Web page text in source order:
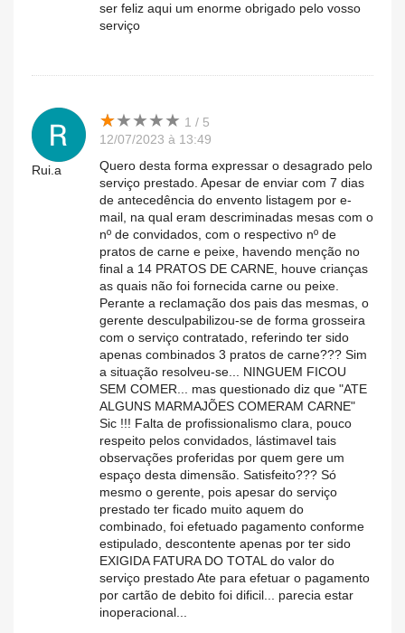
ser feliz aqui um enorme obrigado pelo vosso
serviço
Rui.a
★★★★★
★★★★★ 1 / 5
12/07/2023 à 13:49
Quero desta forma expressar o desagrado pelo
serviço prestado. Apesar de enviar com 7 dias
de antecedência do envento listagem por e-
mail, na qual eram descriminadas mesas com o
nº de convidados, com o respectivo nº de
pratos de carne e peixe, havendo menção no
final a 14 PRATOS DE CARNE, houve crianças
as quais não foi fornecida carne ou peixe.
Perante a reclamação dos pais das mesmas, o
gerente desculpabilizou-se de forma grosseira
com o serviço contratado, referindo ter sido
apenas combinados 3 pratos de carne??? Sim
a situação resolveu-se... NINGUEM FICOU
SEM COMER... mas questionado diz que "ATE
ALGUNS MARMAJÕES COMERAM CARNE"
Sic !!! Falta de profissionalismo clara, pouco
respeito pelos convidados, lástimavel tais
observações proferidas por quem gere um
espaço desta dimensão. Satisfeito??? Só
mesmo o gerente, pois apesar do serviço
prestado ter ficado muito aquem do
combinado, foi efetuado pagamento conforme
estipulado, descontente apenas por ter sido
EXIGIDA FATURA DO TOTAL do valor do
serviço prestado Ate para efetuar o pagamento
por cartão de debito foi dificil... parecia estar
inoperacional...